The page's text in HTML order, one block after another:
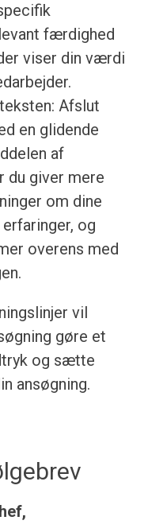
færdighed
viser din værdi
Afslut
en glidende
af
du giver mere
om dine
og
overens med
vil
gøre et
og sætte
ansøgning.